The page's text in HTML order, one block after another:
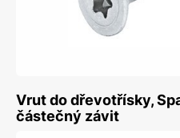
Vrut do dřevotřísky,
částečný závit